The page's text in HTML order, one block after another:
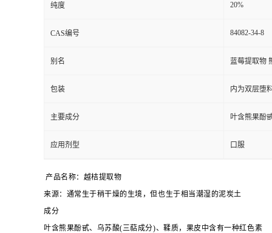
纯度 20%
CAS编号 84082-34-8
别名 蓝莓提取物
包装 内为双层堕
主要成分 叶含熊果酚
应用剂型 口服
产品名称：越桔提取物
来源：通常生于稍干燥的生境，但也生于相当潮湿的泥炭土
成分
叶含熊果酚甙、乌苏酸(三萜成分)、鞣质，果皮中含有一种红色素